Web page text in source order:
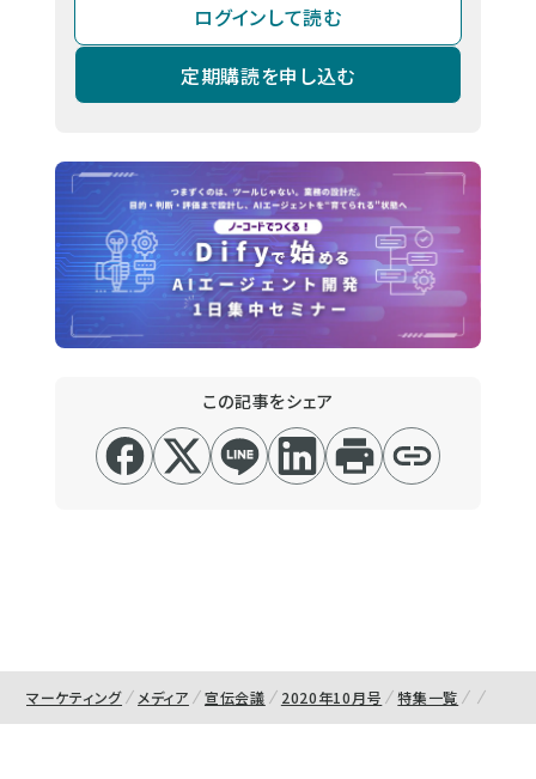
ログインして読む
定期購読を申し込む
この記事をシェア
マーケティング メディア 宣伝会議 2020年10月号 特集一覧